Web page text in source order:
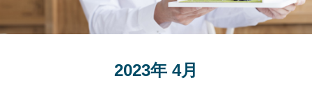
TOPICS
2023年 4月